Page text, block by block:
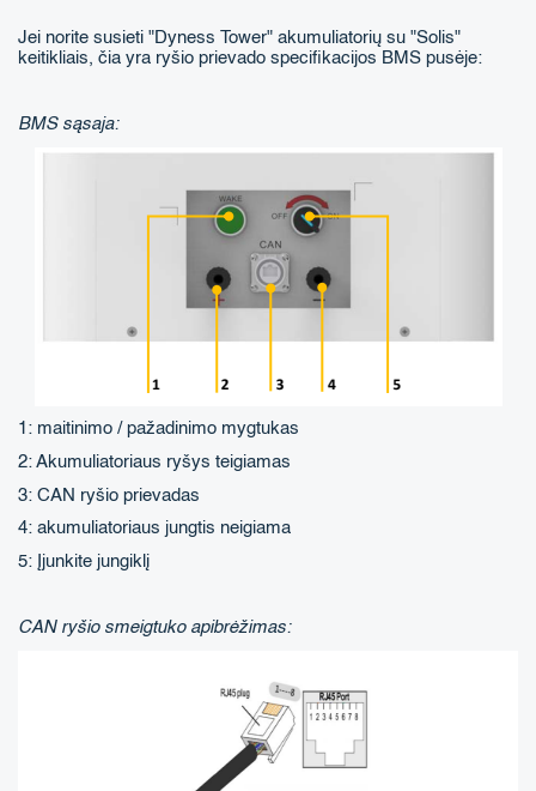
Jei norite susieti "Dyness Tower" akumuliatorių su "Solis"
keitikliais, čia yra ryšio prievado specifikacijos BMS pusėje:
BMS sąsaja:
1: maitinimo / pažadinimo mygtukas
2: Akumuliatoriaus ryšys teigiamas
3: CAN ryšio prievadas
4: akumuliatoriaus jungtis neigiama
5: Įjunkite jungiklį
CAN ryšio smeigtuko apibrėžimas: